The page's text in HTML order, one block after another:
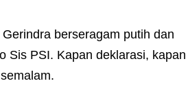
berseragam putih dan
Sis PSI. Kapan deklarasi, kapan